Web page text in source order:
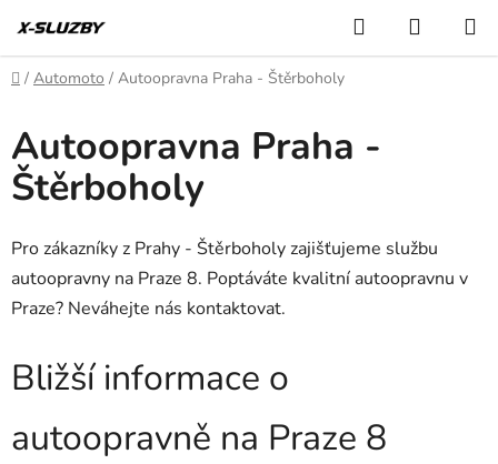
na
obsah
Hledat
KOŠÍK
Domů
/ Automoto / Autoopravna Praha - Štěrboholy
Autoopravna Praha -
Štěrboholy
Pro zákazníky z Prahy - Štěrboholy zajišťujeme službu
autoopravny na Praze 8. Poptáváte kvalitní autoopravnu v
Praze? Neváhejte nás kontaktovat.
Bližší informace o
autoopravně na Praze 8